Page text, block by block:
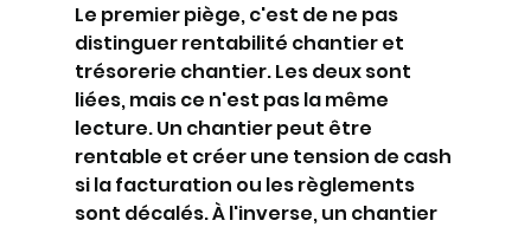
Le premier piège, c'est de ne pas
distinguer rentabilité chantier et
trésorerie chantier. Les deux sont
liées, mais ce n'est pas la même
lecture. Un chantier peut être
rentable et créer une tension de cash
si la facturation ou les règlements
sont décalés. À l'inverse, un chantier